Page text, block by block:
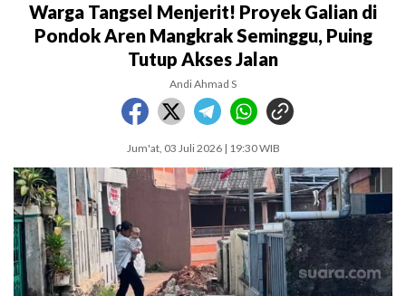
Warga Tangsel Menjerit! Proyek Galian di
Pondok Aren Mangkrak Seminggu, Puing
Tutup Akses Jalan
Andi Ahmad S
Jum'at, 03 Juli 2026 | 19:30 WIB